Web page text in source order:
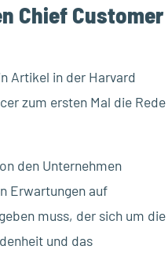
Chief Customer
Artikel in der Harvard
zum ersten Mal die Rede
den Unternehmen
Erwartungen auf
muss, der sich um die
und das